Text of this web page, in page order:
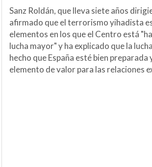
Sanz Roldán, que lleva siete años
afirmado que el terrorismo yihadista
elementos en los que el Centro está
lucha mayor" y ha explicado que la
hecho que España esté bien preparada
elemento de valor para las relaciones